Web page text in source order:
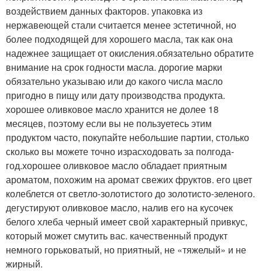
воздействием данных факторов. упаковка из
нержавеющей стали считается менее эстетичной, но
более подходящей для хорошего масла, так как она
надежнее защищает от окисления.обязательно обратите
внимание на срок годности масла. дорогие марки
обязательно указываю или до какого числа масло
пригодно в пищу или дату производства продукта.
хорошее оливковое масло хранится не долее 18
месяцев, поэтому если вы не пользуетесь этим
продуктом часто, покупайте небольшие партии, столько
сколько вы можете точно израсходовать за полгода-
год.хорошее оливковое масло обладает приятным
ароматом, похожим на аромат свежих фруктов. его цвет
колеблется от светло-золотистого до золотисто-зеленого.
дегустируют оливковое масло, налив его на кусочек
белого хлеба черный имеет свой характерный привкус,
который может смутить вас. качественный продукт
немного горьковатый, но приятный, не «тяжелый» и не
жирный.